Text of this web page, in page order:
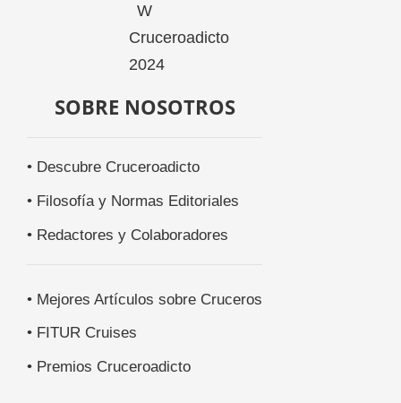
SOBRE NOSOTROS
• Descubre Cruceroadicto
• Filosofía y Normas Editoriales
• Redactores y Colaboradores
• Mejores Artículos sobre Cruceros
• FITUR Cruises
• Premios Cruceroadicto